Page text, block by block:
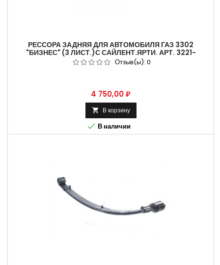
РЕССОРА ЗАДНЯЯ ДЛЯ АВТОМОБИЛЯ ГАЗ 3302
"БИЗНЕС" (3 ЛИСТ.)С САЙЛЕНТ.ЯРТИ. АРТ. 3221-
2912010-004.
Отзыв(ы): 0
Цена
4 750,00 ₽
 В корзину
 В наличии